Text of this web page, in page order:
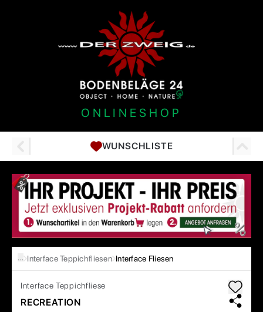
ONLINESHOP
WUNSCHLISTE
… Interface Teppichfliesen Interface Fliesen
Interface Teppichfliese
RECREATION